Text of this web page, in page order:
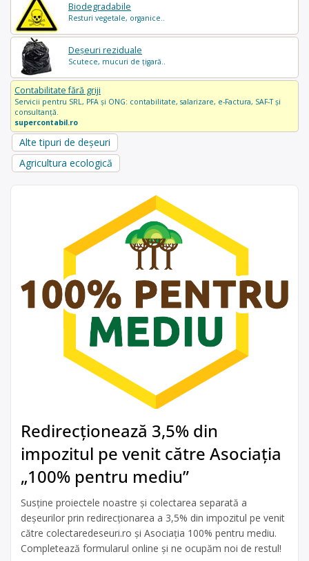
Biodegradabile
Resturi vegetale, organice..
Deșeuri reziduale
Scutece, mucuri de țigară..
Contabilitate fără griji
Servicii pentru SRL, PFA și ONG: contabilitate, salarizare, e-Factura, SAF-T și
consultanță.
supercontabil.ro
Alte tipuri de deșeuri
Agricultura ecologică
Redirecționează 3,5% din
impozitul pe venit către Asociația
„100% pentru mediu”
Susține proiectele noastre și colectarea separată a
deșeurilor prin redirecționarea a 3,5% din impozitul pe venit
către colectaredeseuri.ro și Asociația 100% pentru mediu.
Completează formularul online și ne ocupăm noi de restul!